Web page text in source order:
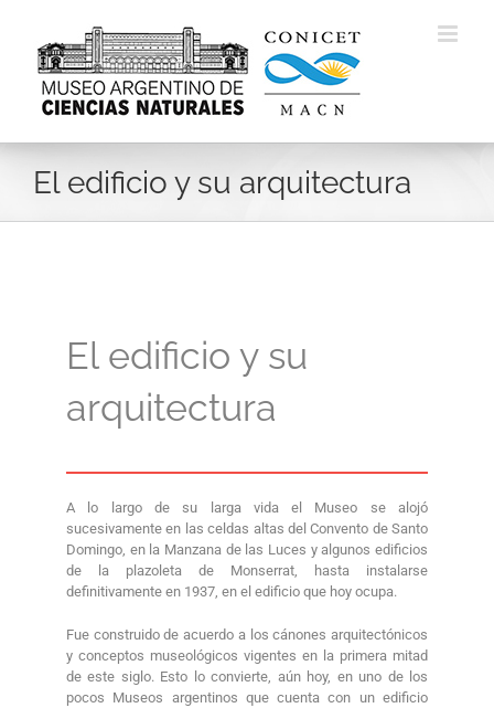
content
El edificio y su arquitectura
El edificio y su
arquitectura
A lo largo de su larga vida el Museo se alojó
sucesivamente en las celdas altas del Convento de Santo
Domingo, en la Manzana de las Luces y algunos edificios
de la plazoleta de Monserrat, hasta instalarse
definitivamente en 1937, en el edificio que hoy ocupa.
Fue construido de acuerdo a los cánones arquitectónicos
y conceptos museológicos vigentes en la primera mitad
de este siglo. Esto lo convierte, aún hoy, en uno de los
pocos Museos argentinos que cuenta con un edificio